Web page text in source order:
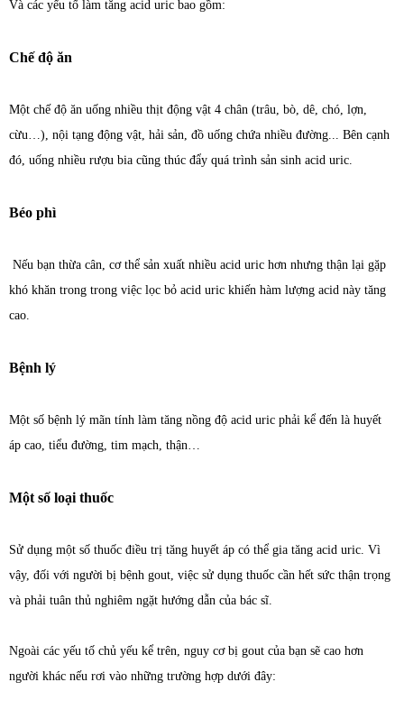
Và các yếu tố làm tăng acid uric bao gồm:
Chế độ ăn
Một chế độ ăn uống nhiều thịt động vật 4 chân (trâu, bò, dê, chó, lợn,
cừu…), nội tạng động vật, hải sản, đồ uống chứa nhiều đường... Bên cạnh
đó, uống nhiều rượu bia cũng thúc đẩy quá trình sản sinh acid uric.
Béo phì
Nếu bạn thừa cân, cơ thể sản xuất nhiều acid uric hơn nhưng thận lại gặp
khó khăn trong trong việc lọc bỏ acid uric khiến hàm lượng acid này tăng
cao.
Bệnh lý
Một số bệnh lý mãn tính làm tăng nồng độ acid uric phải kể đến là huyết
áp cao, tiểu đường, tim mạch, thận…
Một số loại thuốc
Sử dụng một số thuốc điều trị tăng huyết áp có thể gia tăng acid uric. Vì
vậy, đối với người bị bệnh gout, việc sử dụng thuốc cần hết sức thận trọng
và phải tuân thủ nghiêm ngặt hướng dẫn của bác sĩ.
Ngoài các yếu tố chủ yếu kể trên, nguy cơ bị gout của bạn sẽ cao hơn
người khác nếu rơi vào những trường hợp dưới đây: